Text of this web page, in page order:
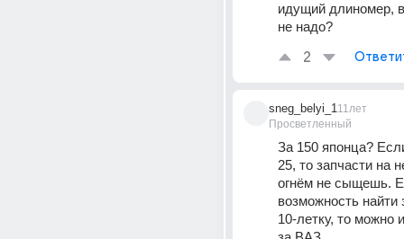
идущий длиномер,
не надо?
2
sneg_belyi_1
Просветленный
11лет
За 150 японца?
25, то запчасти на
огнём не сыщешь.
возможность найти
10-летку, то можно